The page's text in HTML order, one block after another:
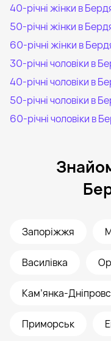
40-річні жінки в
50-річні жінки в
60-річні жінки в
30-річні чоловіки в
40-річні чоловіки в
50-річні чоловіки в
60-річні чоловіки в
Запоріжжя
Василівка
Кам’янка-
Приморськ